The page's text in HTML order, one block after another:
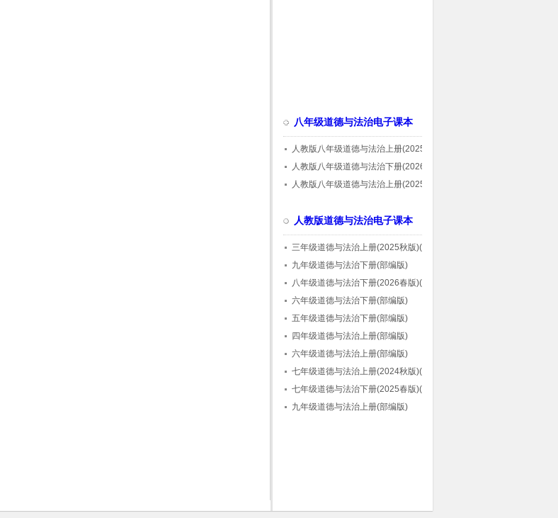
八年级道德与法治电子课本
人教版八年级道德与法治上册(2025秋版)(部
编版)
人教版八年级道德与法治下册(2026春版)(部
编版)
人教版八年级道德与法治上册(2025秋版)(部
人教版道德与法治电子课本
三年级道德与法治上册(2025秋版)(部编版)
九年级道德与法治下册(部编版)
八年级道德与法治下册(2026春版)(部编版)
六年级道德与法治下册(部编版)
五年级道德与法治下册(部编版)
四年级道德与法治上册(部编版)
六年级道德与法治上册(部编版)
七年级道德与法治上册(2024秋版)(部编版)
七年级道德与法治下册(2025春版)(部编版)
九年级道德与法治上册(部编版)